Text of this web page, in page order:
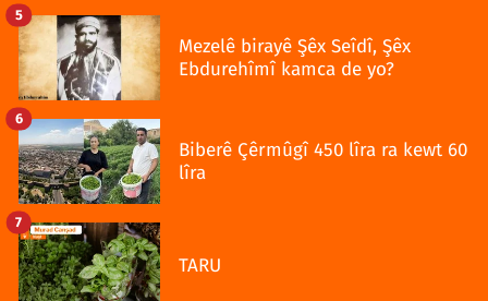
Mezelê birayê Şêx Seîdî, Şêx
Ebdurehîmî kamca de yo?
5
Biberê Çêrmûgî 450 lîra ra kewt 60
lîra
6
TARU
7